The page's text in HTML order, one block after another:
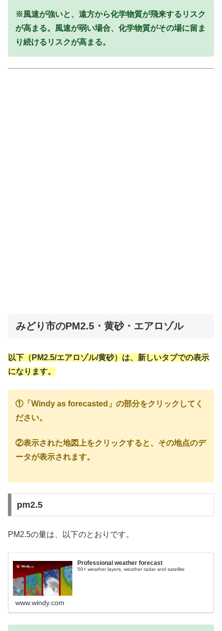
※風速が強いと、遠方から化学物質が飛来するリスク
が高まる。風速が弱い場合、化学物質がその場に留ま
り続けるリスクが高まる。
みどり市のPM2.5・黄砂・エアロゾル
以下（PM2.5/エアロゾル/黄砂）は、新しいタブでの表示
になります。
①「Windy as forecasted」の部分をクリックしてく
ださい。
②表示された地図上をクリックすると、その地点のデ
ータが表示されます。
pm2.5
PM2.5の量は、以下のとおりです。
Professional weather forecast
50+ weather layers, weather radar and satellite
www.windy.com